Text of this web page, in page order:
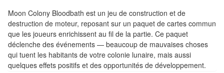
(TCG)
Les
Classiques
Moon Colony Bloodbath est un jeu de construction et de
destruction de moteur, reposant sur un paquet de cartes commun
que les joueurs enrichissent au fil de la partie. Ce paquet
déclenche des événements — beaucoup de mauvaises choses
qui tuent les habitants de votre colonie lunaire, mais aussi
quelques effets positifs et des opportunités de développement.